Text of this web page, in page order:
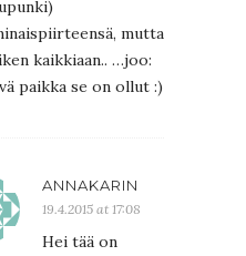
mutta
kaikkiaan.. …joo:
paikka se on ollut :)
ANNAKARIN
19.4.2015 at 17:08
Hei tää on